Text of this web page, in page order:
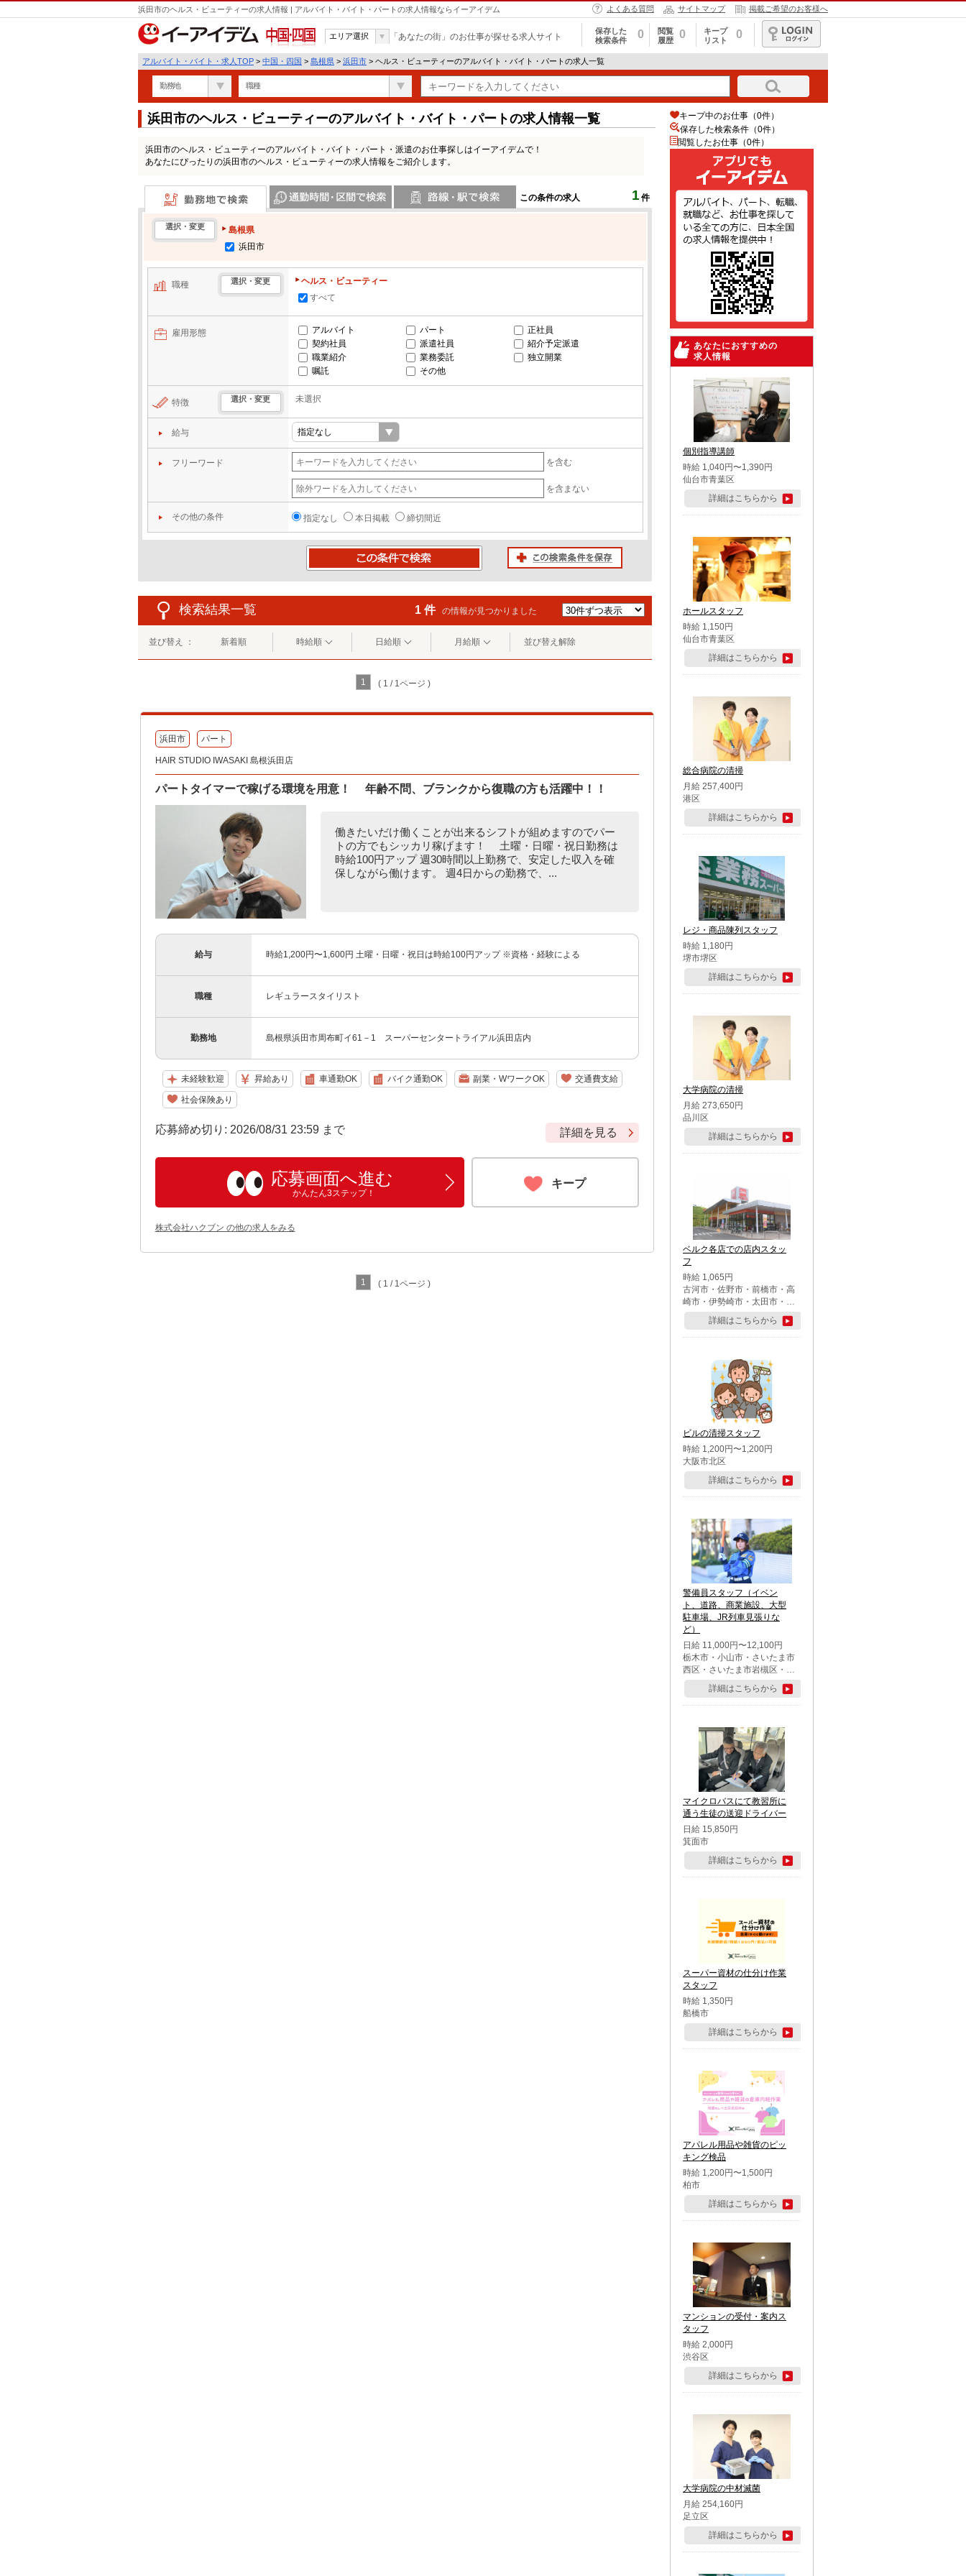
浜田市のヘルス・ビューティーの求人情報 | アルバイト・バイト・パートの求人情報ならイーアイデム よくある質問 サイトマップ 掲載ご希望のお客様へ
中国・四国
エリア選択 「あなたの街」のお仕事が探せる求人サイト
保存した
検索条件
0
閲覧
履歴
0
キープ
リスト
0
ログイン
アルバイト・バイト・求人TOP > 中国・四国 > 島根県 > 浜田市 > ヘルス・ビューティーのアルバイト・バイト・パートの求人一覧
勤務地 職種
浜田市のヘルス・ビューティーのアルバイト・バイト・パートの求人情報一覧
浜田市のヘルス・ビューティーのアルバイト・バイト・パート・派遣のお仕事探しはイーアイデムで！
あなたにぴったりの浜田市のヘルス・ビューティーの求人情報をご紹介します。
この条件の求人 1 件
勤務地で検索
選択・変更
島根県
浜田市
職種 選択・変更
ヘルス・ビューティー
すべて
雇用形態 アルバイト パート
正社員
契約社員
派遣社員
紹介予定派遣
職業紹介
業務委託
独立開業
嘱託
その他
特徴 選択・変更 未選択
給与
フリーワード を含む
を含まない
その他の条件 指定なし 本日掲載 締切間近
検索結果一覧 1 件 の情報が見つかりました
並び替え ： 新着順 時給順 日給順 月給順 並び替え解除
1 ( 1 / 1ページ )
浜田市 パート
HAIR STUDIO IWASAKI 島根浜田店
パートタイマーで稼げる環境を用意！ 年齢不問、ブランクから復職の方も活躍中！！
働きたいだけ働くことが出来るシフトが組めますのでパー
トの方でもシッカリ稼げます！ 土曜・日曜・祝日勤務は
時給100円アップ 週30時間以上勤務で、安定した収入を確
保しながら働けます。 週4日からの勤務で、...
給与 時給1,200円〜1,600円 土曜・日曜・祝日は時給100円アップ ※資格・経験による
職種 レギュラースタイリスト
勤務地 島根県浜田市周布町イ61－1 スーパーセンタートライアル浜田店内
未経験歓迎 昇給あり 車通勤OK バイク通勤OK 副業・WワークOK 交通費支給
社会保険あり
応募締め切り: 2026/08/31 23:59 まで 詳細を見る
応募画面へ進む
かんたん3ステップ！
キープ
株式会社ハクブン の他の求人をみる
1 ( 1 / 1ページ )
キープ中のお仕事（0件）
保存した検索条件（0件）
閲覧したお仕事（0件）
あなたにおすすめの
求人情報
個別指導講師
時給 1,040円〜1,390円
仙台市青葉区
詳細はこちらから
ホールスタッフ
時給 1,150円
仙台市青葉区
詳細はこちらから
総合病院の清掃
月給 257,400円
港区
詳細はこちらから
レジ・商品陳列スタッフ
時給 1,180円
堺市堺区
詳細はこちらから
大学病院の清掃
月給 273,650円
品川区
詳細はこちらから
ベルク各店での店内スタッ
フ
時給 1,065円
古河市・佐野市・前橋市・高
崎市・伊勢崎市・太田市・館
林市・藤岡市・大泉町・さい
たま市北区・川越市・熊谷
市・行田市・秩父市・所沢
市・鶴ケ島市・千葉市中央
区・市川市・松戸市・習志野
市・柏市・流山市・八千代
市・足立区・江戸川区・八王
子市・町田市
詳細はこちらから
ビルの清掃スタッフ
時給 1,200円〜1,200円
大阪市北区
詳細はこちらから
警備員スタッフ（イベン
ト、道路、商業施設、大型
駐車場、JR列車見張りな
ど）
日給 11,000円〜12,100円
栃木市・小山市・さいたま市
西区・さいたま市岩槻区・久
喜市・蓮田市
詳細はこちらから
マイクロバスにて教習所に
通う生徒の送迎ドライバー
日給 15,850円
箕面市
詳細はこちらから
スーパー資材の仕分け作業
スタッフ
時給 1,350円
船橋市
詳細はこちらから
アパレル用品や雑貨のピッ
キング検品
時給 1,200円〜1,500円
柏市
詳細はこちらから
マンションの受付・案内ス
タッフ
時給 2,000円
渋谷区
詳細はこちらから
大学病院の中材滅菌
月給 254,160円
足立区
詳細はこちらから